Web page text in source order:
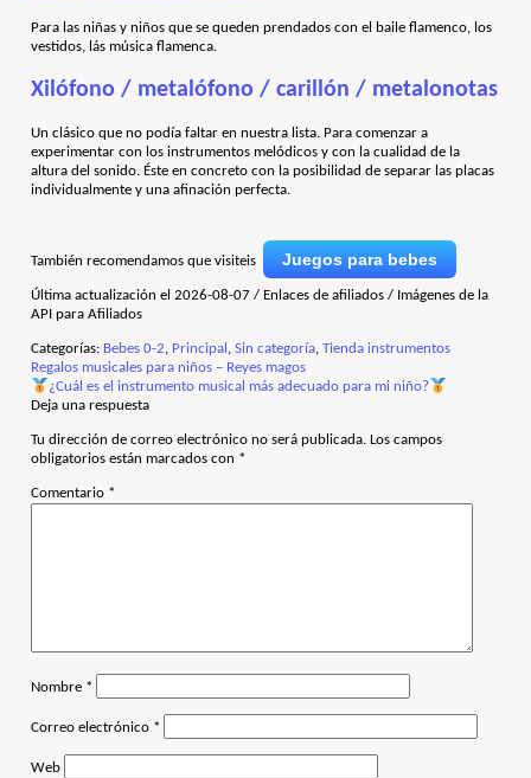
Para las niñas y niños que se queden prendados con el baile flamenco, los
vestidos, lás música flamenca.
Xilófono / metalófono / carillón / metalonotas
Un clásico que no podía faltar en nuestra lista. Para comenzar a
experimentar con los instrumentos melódicos y con la cualidad de la
altura del sonido. Éste en concreto con la posibilidad de separar las placas
individualmente y una afinación perfecta.
También recomendamos que visiteis Juegos para bebes
Última actualización el 2026-08-07 / Enlaces de afiliados / Imágenes de la
API para Afiliados
Categorías: Bebes 0-2 Principal ,Sin categoría ,Tienda instrumentos
Navegación
de
entradas
Anterior:
Regalos musicales para niños – Reyes magos
Siguiente:
¿Cuál es el instrumento musical más adecuado para mi niño?
Deja una respuesta
Tu dirección de correo electrónico no será publicada. Los campos
obligatorios están marcados con *
Comentario *
Nombre *
Correo electrónico *
Web